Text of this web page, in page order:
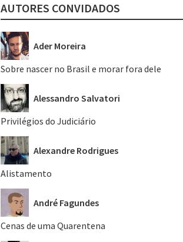
AUTORES CONVIDADOS
Ader Moreira
Sobre nascer no Brasil e morar fora dele
Alessandro Salvatori
Privilégios do Judiciário
Alexandre Rodrigues
Alistamento
André Fagundes
Cenas de uma Quarentena